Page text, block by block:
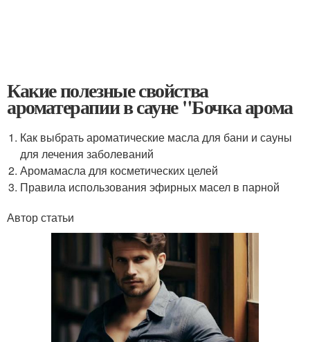
Какие полезные свойства
ароматерапии в сауне "Бочка арома
Как выбрать ароматические масла для бани и сауны
для лечения заболеваний
Аромамасла для косметических целей
Правила использования эфирных масел в парной
Автор статьи